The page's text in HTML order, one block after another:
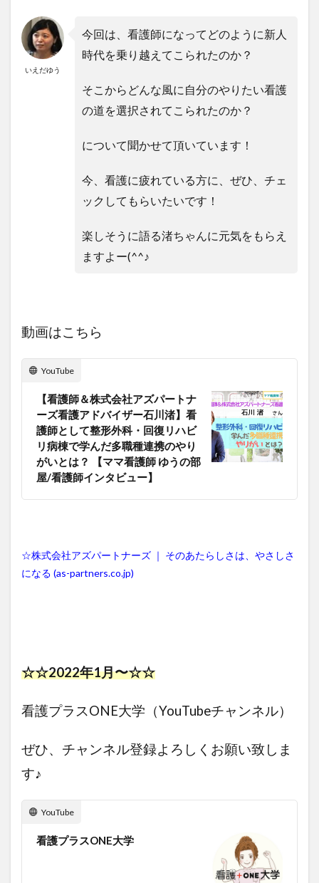
いえだゆう
今回は、看護師になってどのように新人
時代を乗り越えてこられたのか？
そこからどんな風に自分のやりたい看護
の道を選択されてこられたのか？
について聞かせて頂いています！
今、看護に疲れている方に、ぜひ、チェ
ックしてもらいたいです！
楽しそうに語る渚ちゃんに元気をもらえ
ますよー(^^♪
動画はこちら
YouTube
【看護師＆株式会社アズパートナ
ーズ看護アドバイザー石川渚】看
護師として整形外科・回復リハビ
リ病棟で学んだ多職種連携のやり
がいとは？ 【ママ看護師 ゆうの部
屋/看護師インタビュー】
☆株式会社アズパートナーズ ｜ そのあたらしさは、やさしさ
になる (as-partners.co.jp)
☆☆2022年1月〜☆☆
看護プラスONE大学（YouTubeチャンネル）
ぜひ、チャンネル登録よろしくお願い致しま
す♪
YouTube
看護プラスONE大学